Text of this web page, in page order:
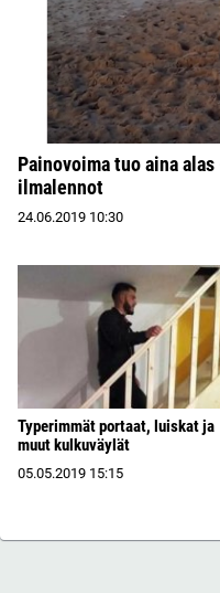
Painovoima tuo aina
ilmalennot
24.06.2019 10:30
Typerimmät portaat, luiskat ja
muut kulkuväylät
05.05.2019 15:15